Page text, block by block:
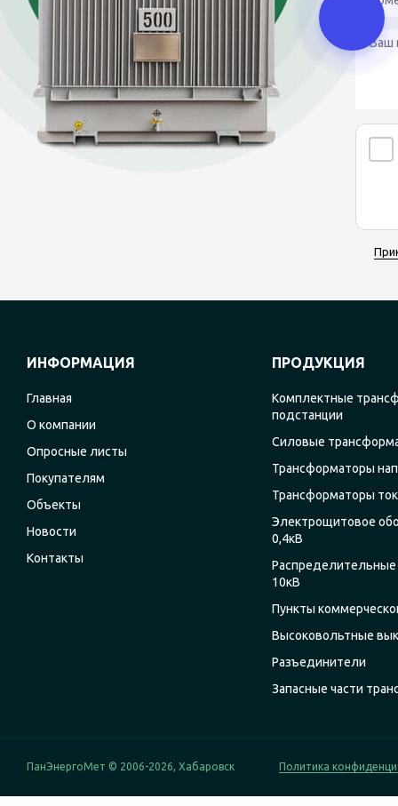
ИНФОРМАЦИЯ
Главная
О компании
Опросные листы
Покупателям
Объекты
Новости
Контакты
ПРОДУКЦИЯ
Комплектные
подстанции
Силовые
Трансформаторы
Трансформаторы
Электрощитовое
0,4кВ
Распределительные
10кВ
Пункты
Высоковольтные
Разъединители
Запасные части
ПанЭнергоМет © 2006-2026, Хабаровск Политика